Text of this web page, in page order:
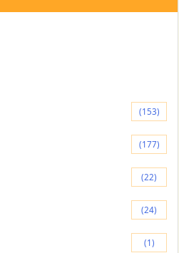
(153)
(177)
(22)
(24)
(1)